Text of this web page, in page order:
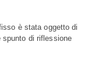
è stata oggetto di
di riflessione